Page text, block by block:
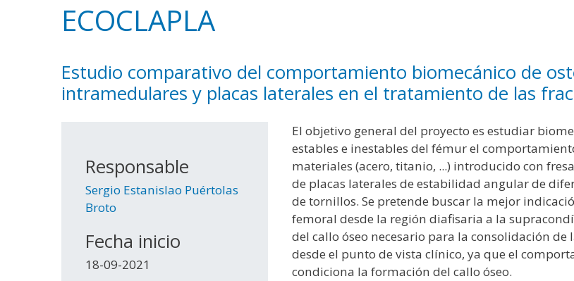
ECOCLAPLA
Estudio comparativo del comportamiento biomecánico de
intramedulares y placas laterales en el tratamiento de las
Responsable
Sergio Estanislao Puértolas
Broto
Fecha inicio
18-09-2021
El objetivo general del proyecto es estudiar
estables e inestables del fémur el
materiales (acero, titanio, ...) introducido con
de placas laterales de estabilidad angular de
de tornillos. Se pretende buscar la mejor
femoral desde la región diafisaria a la
del callo óseo necesario para la consolidación
desde el punto de vista clínico, ya que el
condiciona la formación del callo óseo.